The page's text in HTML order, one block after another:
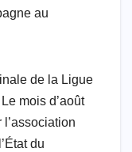
au
de la Ligue
mois d’août
du